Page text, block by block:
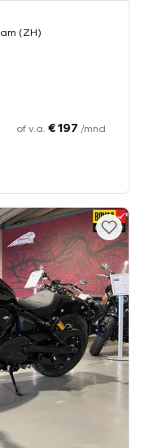
(ZH)
of v.a. € 197 /mnd